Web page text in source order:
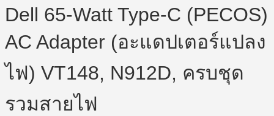
Dell 65-Watt Type-C (PECOS)
AC Adapter (อะแดปเตอร์แปลง
ไฟ) VT148, N912D, ครบชุด
รวมสายไฟ